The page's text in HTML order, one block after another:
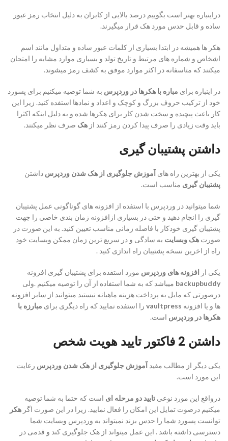
دراینباره بهتر است بگوییم درصد بالایی از کابران به دلیل انتخاب رمز عبور
ساده و قابل حدس مورد هک قرار میگیرند.
هکر ها همیشه در ابتدا بسیاری از کلمات عبور ساده و متداول مانند اسم
اشخاص و شماره های مرتبط و تاریخ تولد و بسیاری موارد مشابه را امتحان
میکنند که متاسفانه در اکثر موارد موفق به کشف رمز میشوند.
در اینباره برای مباره با هکرها در وردپرس به شما توصیه میکنیم برای پسورد
خود از ترکیب حروف بزرگ و کوچک و اعداد و نمادها استفده کنید. زیرا این
کار باعث پیچیده و سخت شدن کار برای هکرها شده و به دلیل اینکه اکثرا
باید وقت زیادی را صرف پیدا کردن رمز کنند از هک صرف نظر میکنند.
داشتن پشتیبان گیری
یکی از بهترین راه های آموزش جلوگیری از هک شدن وردپرس داشتن
پشتیبان گیری مناسب است.
شما میتوانید در وردپرس با استفده از افزونه های گوناگونی عمل پشتیبان
گیری را انجام دهید و حتی در بسیاری ازافزونه زمان بندی خاصی را جهت
پشتیبان گیری خودکار با فاصله زمانی مناسب تعیین کنید. به این صورت در
صورت هک وبسایت به سادگی و در سریع ترین زمان ممکن وبسایت خود
راه از اخرین نسخه پشتیبان راه اندازی کنید .
یکی از افزونه های وردپرس مورد استفده برای پشتیبان گیری افزونه
backupbuddy میباشد که به شما استفاده از آن را توصیه میکنیم .ولی
درصورتی که مایل به پرداخت هزینه ماهیانه نیستید میتوانید از سایر افزونه
ها و یا افزونه vaultpress را استفده نمایید که راه دیگری برای مبارزه با
هکرها در وردپرس است.
داشتن 2 فاکتور تایید هویت شخص
یکی دیگر از مطالب مفید آموزش جلوگیری از هک شدن وردپرس رعایت
این مورد است.
درواقع این مورد نوعی تایید دو مرحله ای است که حتما به شما توصیه
میکنیم درصوت تمایل این امکان را فعال نمایید. زیرا در این صورت اگر هکر
توانست پسورد شما را حدس بزند نمیتواند به وردپرس وبسایت شما
دسترسی داشته باشد . این عمل میتواند از هک جلوگیری کند و قدمی در